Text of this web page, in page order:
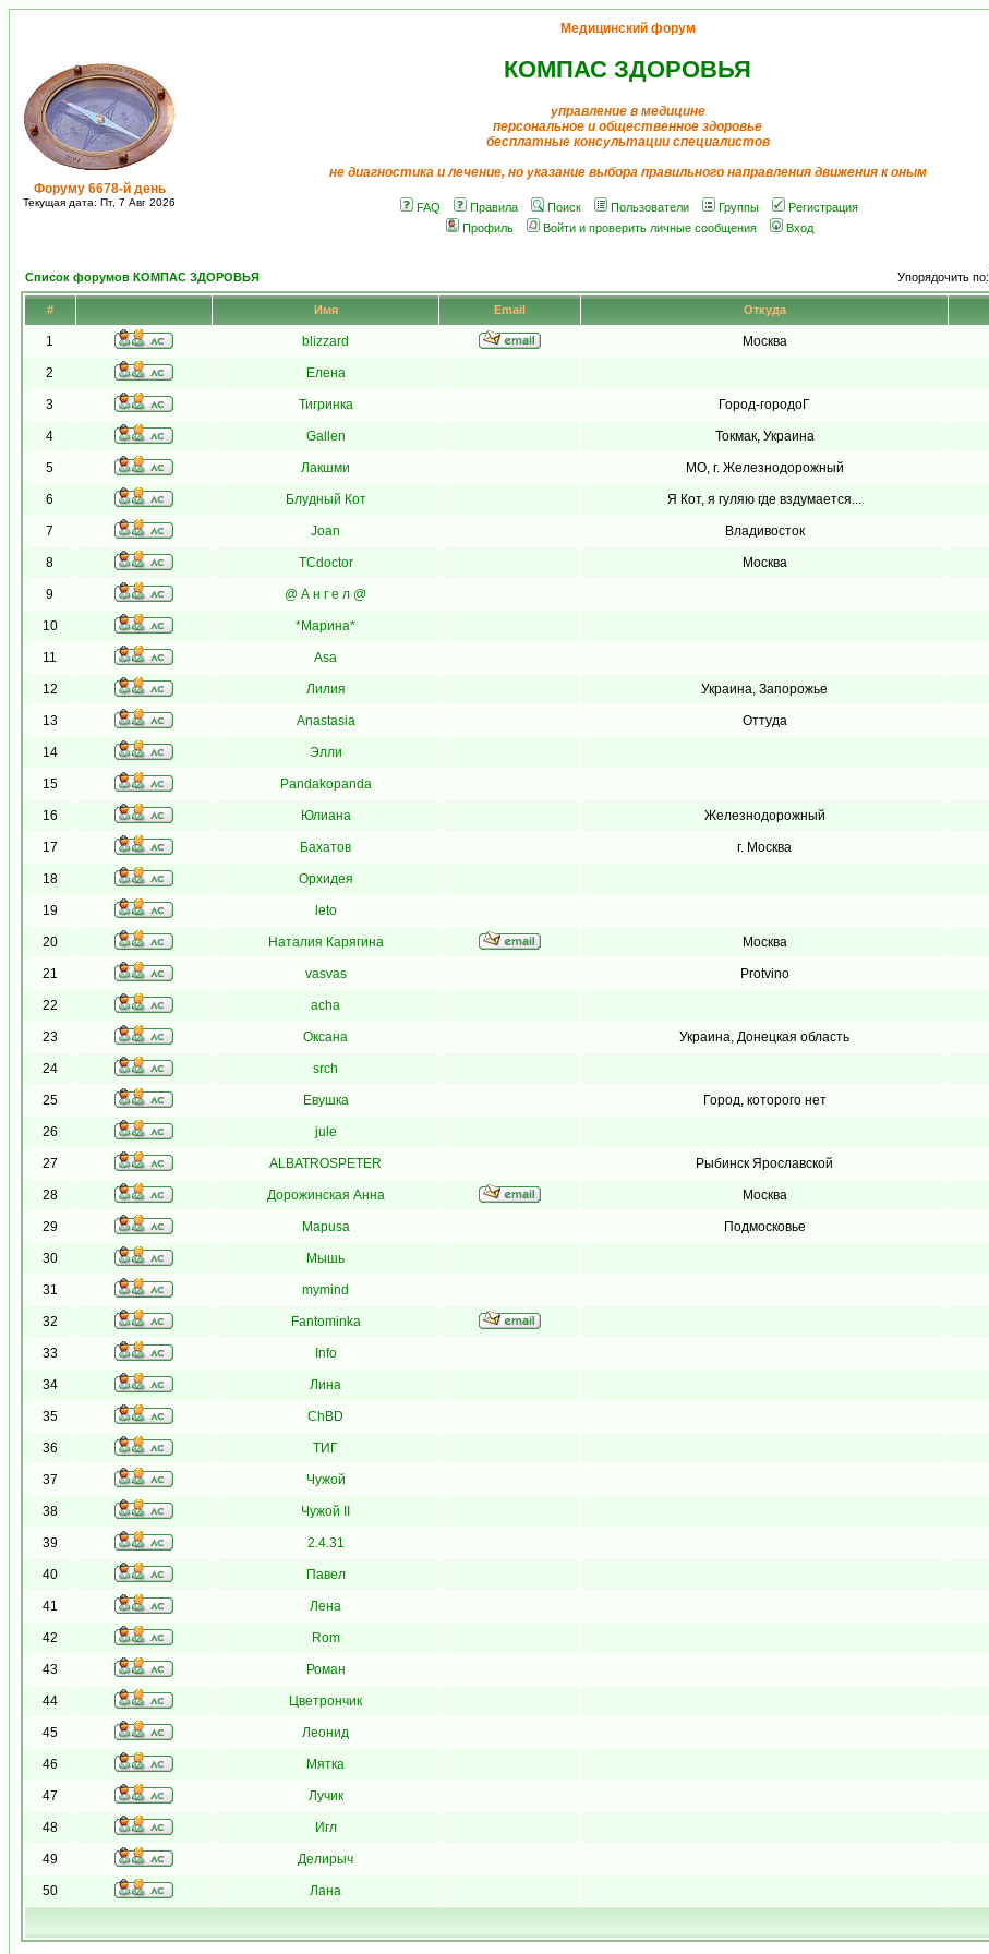
Форуму 6678-й день
Текущая дата: Пт, 7 Авг 2026
Медицинский форум
КОМПАС ЗДОРОВЬЯ
управление в медицине
персональное и общественное здоровье
бесплатные консультации специалистов
не диагностика и лечение, но указание выбора правильного направления движения к оным
FAQ Правила Поиск Пользователи Группы
Регистрация
Профиль
Войти и проверить личные сообщения Вход
Список форумов КОМПАС ЗДОРОВЬЯ Упорядочить по:
# Имя Email Откуда
1 blizzard Москва
2 Елена
3 Тигринка Город-городоГ
4 Gallen Токмак, Украина
5 Лакшми МО, г. Железнодорожный
6 Блудный Кот Я Кот, я гуляю где вздумается...
7 Joan Владивосток
8 TCdoctor Москва
9 @ А н г е л @
10 *Марина*
11 Asa
12 Лилия Украина, Запорожье
13 Anastasia Оттуда
14 Элли
15 Pandakopanda
16 Юлиана Железнодорожный
17 Бахатов г. Москва
18 Орхидея
19 leto
20 Наталия Карягина Москва
21 vasvas Protvino
22 acha
23 Оксана Украина, Донецкая область
24 srch
25 Евушка Город, которого нет
26 jule
27 ALBATROSPETER Рыбинск Ярославской
28 Дорожинская Анна Москва
29 Mapusa Подмосковье
30 Мышь
31 mymind
32 Fantominka
33 Info
34 Лина
35 ChBD
36 ТИГ
37 Чужой
38 Чужой II
39 2.4.31
40 Павел
41 Лена
42 Rom
43 Роман
44 Цветрончик
45 Леонид
46 Мятка
47 Лучик
48 Игл
49 Делирыч
50 Лана